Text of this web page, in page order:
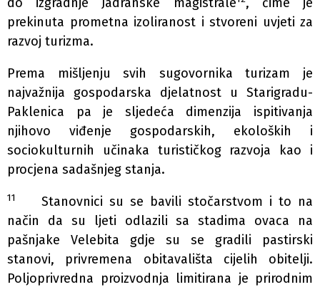
prekinuta prometna izoliranost i stvoreni uvjeti za
razvoj turizma.
Prema mišljenju svih sugovornika turizam je
najvažnija gospodarska djelatnost u Starigradu-
Paklenica pa je sljedeća dimenzija ispitivanja
njihovo viđenje gospodarskih, ekoloških i
sociokulturnih učinaka turističkog razvoja kao i
procjena sadašnjeg stanja.
11
Stanovnici su se bavili stočarstvom i to na
način da su ljeti odlazili sa stadima ovaca na
pašnjake Velebita gdje su se gradili pastirski
stanovi, privremena obitavališta cijelih obitelji.
Poljoprivredna proizvodnja limitirana je prirodnim